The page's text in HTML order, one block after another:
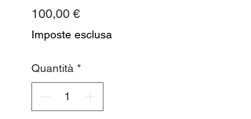
100,00 €Prezzo
Imposte esclusa
Quantità *